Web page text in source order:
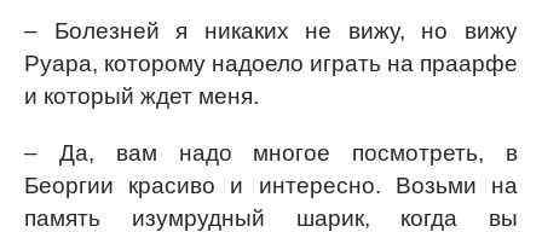
– Болезней я никаких не вижу, но вижу
Руара, которому надоело играть на праарфе
и который ждет меня.
– Да, вам надо многое посмотреть, в
Беоргии красиво и интересно. Возьми на
память изумрудный шарик, когда вы